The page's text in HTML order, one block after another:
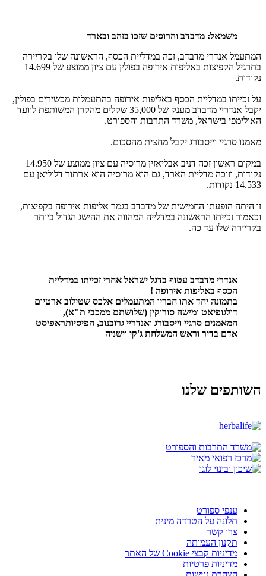
משמאל: מדבדב והרוסים שזכו בזהב ובארד
המתעמל אנדרי מדבדב, זכה במדליית הכסף, הראשונה שלו בקריירה
בתרגיל הקפיצות באליפות אירופה בפולין עם ציון ממוצע של 14.699
נקודות.
על זכייתו במדליית הכסף באליפות אירופה בהתעמלות מכשירים בפולין,
יקבל אנדריי מדבדב מענק של 35,000 שקלים מהקרן המשותפת לוועד
האולימפי בישראל, משרד התרבות והספורט.
מאמנו סרגיי וייסבורג יקבל מחצית מהסכום.
במקום ראשון זכה דניב אבליאזין מרוסיה עם ציון ממוצע של 14.950
נקודות, וזוכה מדליית הארד, גם הוא מרוסיה הוא ארתור דלוליאן עם
14.533 נקודות.
זו היתה הופעתו החמישית של מדבדב בגמר אליפות אירופה בקפיצות,
וכאמור זכייתו הראשונה במדלייה המהווה את ההישג הגדול ביותר
בקריירה שלו עד כה.
אנדרי מדבדב עטוף בדגל ישראל אחרי זכייתו במדליית
הכסף באליפות אירופה !
בתמונה יחד אתו חבריו המתעמלים אלכס שטילוב ארטיום
דולגופיאט ומישה סורוקין (שלושתם ממכבי ת"א),
המאמנים סרגיי וייסבורג ואנדריי גרובנוב, הפיסיותראפיסט
אדם בדיר וראש המשלחת ג'קי וישניה
השותפים שלנו
ענפי ספורט
תלונה על הטרדה מינית
צרו קשר
תקנון העמותה
מדיניות קבצי Cookie של האתר
מדיניות פרטיות